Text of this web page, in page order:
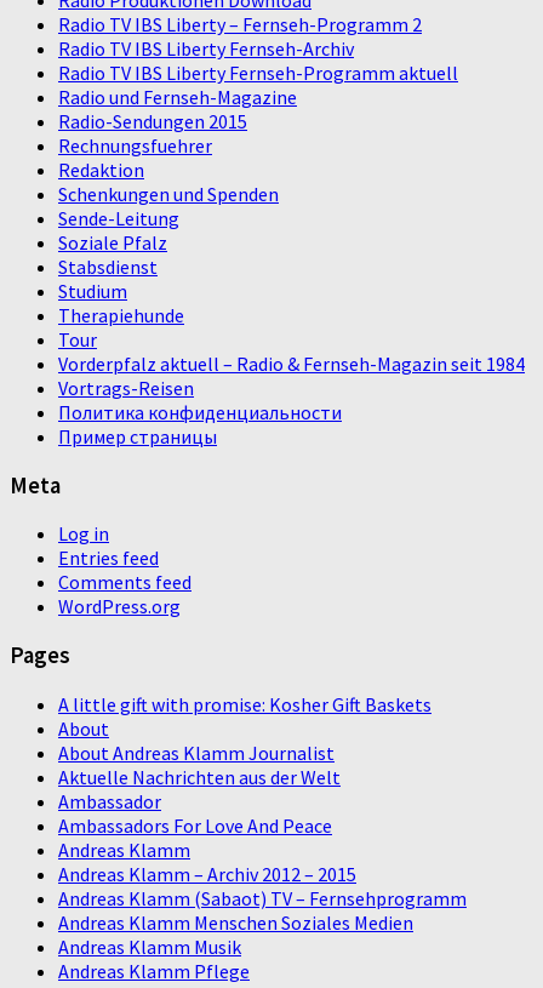
Radio TV IBS Liberty – Fernseh-Programm 2
Radio TV IBS Liberty Fernseh-Archiv
Radio TV IBS Liberty Fernseh-Programm aktuell
Radio und Fernseh-Magazine
Radio-Sendungen 2015
Rechnungsfuehrer
Redaktion
Schenkungen und Spenden
Sende-Leitung
Soziale Pfalz
Stabsdienst
Studium
Therapiehunde
Tour
Vorderpfalz aktuell – Radio & Fernseh-Magazin seit 1984
Vortrags-Reisen
Политика конфиденциальности
Пример страницы
Meta
Log in
Entries feed
Comments feed
WordPress.org
Pages
A little gift with promise: Kosher Gift Baskets
About
About Andreas Klamm Journalist
Aktuelle Nachrichten aus der Welt
Ambassador
Ambassadors For Love And Peace
Andreas Klamm
Andreas Klamm – Archiv 2012 – 2015
Andreas Klamm (Sabaot) TV – Fernsehprogramm
Andreas Klamm Menschen Soziales Medien
Andreas Klamm Musik
Andreas Klamm Pflege